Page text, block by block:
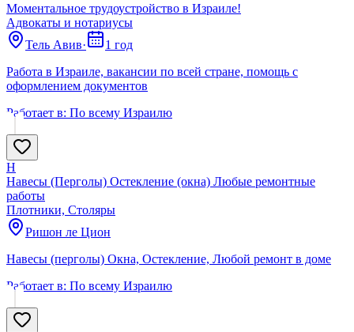
Моментальное трудоустройство в Израиле!
Адвокаты и нoтариусы
Тель Авив·
1 год
Работа в Израиле, вакансии по всей стране, помощь с
оформлением документов
Работает в: По всему Израилю
Н
Навесы (Перголы) Остекление (окна) Любые ремонтные
работы
Плотники, Столяры
Ришон ле Цион
Навесы (перголы) Окна, Остекление, Любой ремонт в доме
Работает в: По всему Израилю